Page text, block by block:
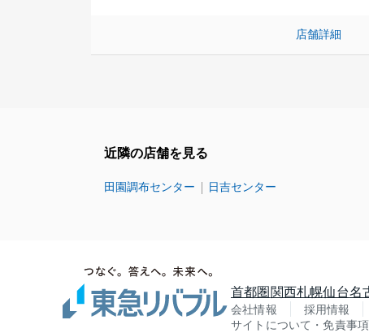
店舗詳細
近隣の店舗を見る
田園調布センター 日吉センター
首都圏関西札幌仙台名
会社情報 採用情報
サイトについて・免責事項